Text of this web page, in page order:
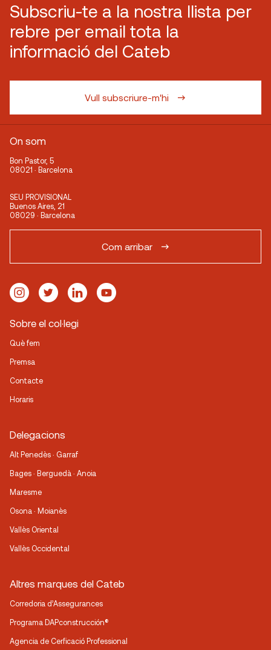
Subscriu-te a la nostra llista per
rebre per email tota la
informació del Cateb
Vull subscriure-m'hi
On som
Bon Pastor, 5
08021 · Barcelona
SEU PROVISIONAL
Buenos Aires, 21
08029 · Barcelona
Com arribar
Sobre el col·legi
Què fem
Premsa
Contacte
Horaris
Delegacions
Alt Penedès · Garraf
Bages · Berguedà · Anoia
Maresme
Osona · Moianès
Vallès Oriental
Vallès Occidental
Altres marques del Cateb
Corredoria d’Assegurances
Programa DAPconstrucción®
Agencia de Cerficació Professional